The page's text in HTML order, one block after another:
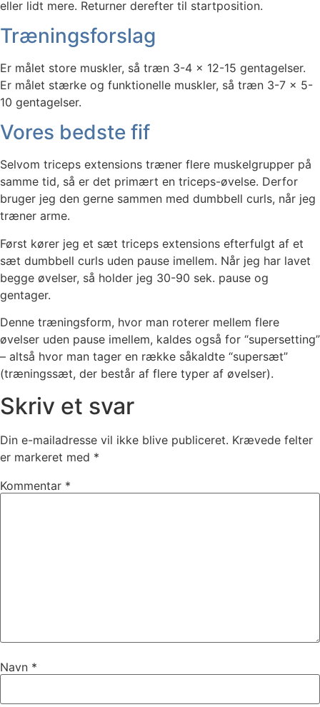
eller lidt mere. Returner derefter til startposition.
Træningsforslag
Er målet store muskler, så træn 3-4 x 12-15 gentagelser.
Er målet stærke og funktionelle muskler, så træn 3-7 x 5-
10 gentagelser.
Vores bedste fif
Selvom triceps extensions træner flere muskelgrupper på
samme tid, så er det primært en triceps-øvelse. Derfor
bruger jeg den gerne sammen med dumbbell curls, når jeg
træner arme.
Først kører jeg et sæt triceps extensions efterfulgt af et
sæt dumbbell curls uden pause imellem. Når jeg har lavet
begge øvelser, så holder jeg 30-90 sek. pause og
gentager.
Denne træningsform, hvor man roterer mellem flere
øvelser uden pause imellem, kaldes også for “supersetting”
– altså hvor man tager en række såkaldte “supersæt”
(træningssæt, der består af flere typer af øvelser).
Skriv et svar
Din e-mailadresse vil ikke blive publiceret. Krævede felter
er markeret med *
Kommentar *
Navn *